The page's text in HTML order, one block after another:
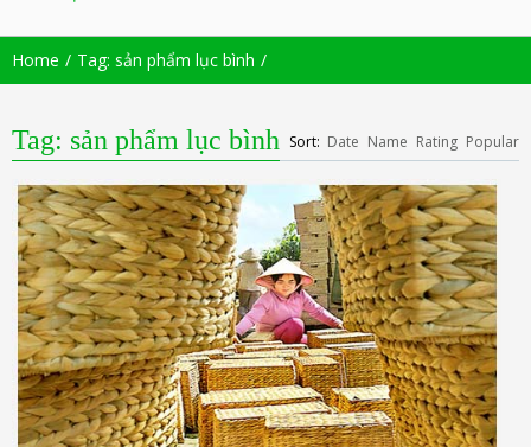
Home Tag: sản phẩm lục bình
Tag: sản phẩm lục bình Sort: Date Name Rating Popular